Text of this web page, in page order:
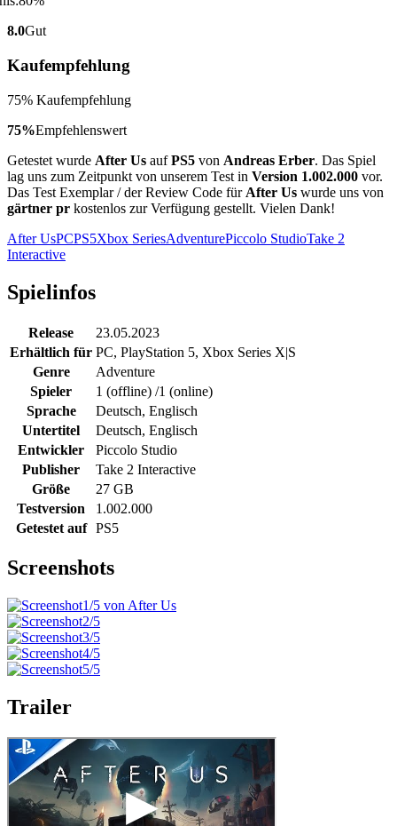
8.0Gut
Kaufempfehlung
75% Kaufempfehlung
75%Empfehlenswert
Getestet wurde After Us aufPS5 von Andreas Erber. Das Spiel
lag uns zum Zeitpunkt von unserem Test in Version 1.002.000 vor.
Das Test Exemplar / der Review Code für After Us wurde uns von
gärtner pr kostenlos zur Verfügung gestellt. Vielen Dank!
After UsPCPS5Xbox SeriesAdventurePiccolo StudioTake 2
Interactive
Spielinfos
Release
23.05.2023
Erhältlich für PC, PlayStation 5, Xbox Series X|S
Genre
Adventure
Spieler
1 (offline) /1 (online)
Sprache
Deutsch, Englisch
Untertitel
Deutsch, Englisch
Entwickler
Piccolo Studio
Publisher
Take 2 Interactive
Größe
27 GB
Testversion
1.002.000
Getestet auf
PS5
Screenshots
Trailer